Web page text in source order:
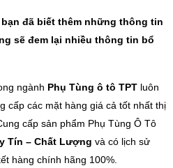
đã biết thêm những thông tin
sẽ đem lại nhiều thông tin bổ
ngành Phụ Tùng ô tô TPT luôn
cấp các mặt hàng giá cả tốt nhất thị
cấp sản phẩm Phụ Tùng Ô Tô
Tín – Chất Lượng và có lịch sử
hàng chính hãng 100%.